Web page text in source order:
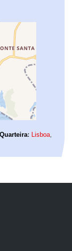
Quarteira: Lisboa